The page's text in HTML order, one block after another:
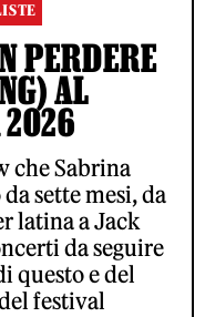
PERDERE
AL
2026
che Sabrina
sette mesi, da
latina a Jack
da seguire
questo e del
festival